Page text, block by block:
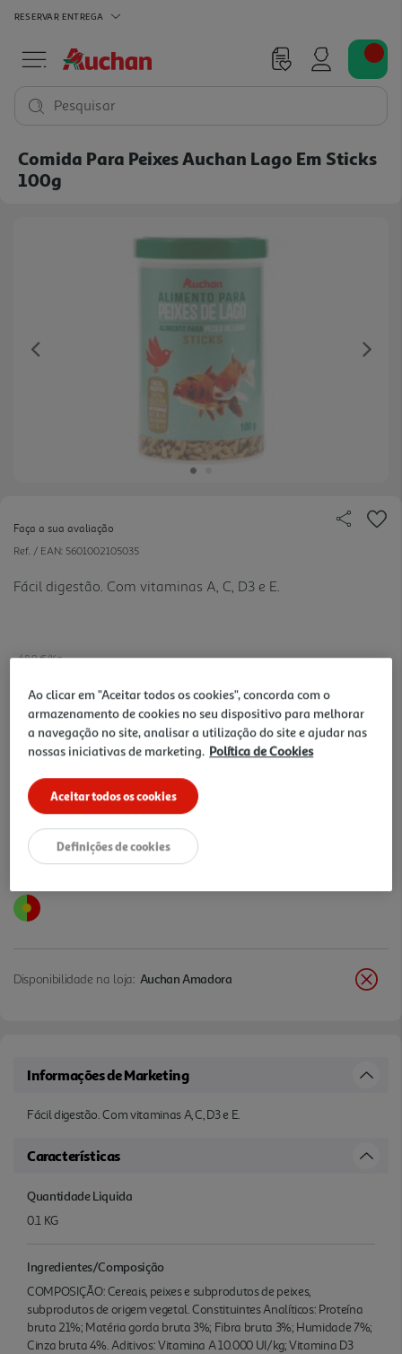
RESERVAR ENTREGA
Pesquisar
Comida Para Peixes Auchan Lago Em Sticks
100g
Previous
Faça a sua avaliação
Ref. / EAN: 5601002105035
Fácil digestão. Com vitaminas A, C, D3 e E.
48.9 €/Kg
4,89 €
Notas de preparação
Disponibilidade na loja: Auchan Amadora
Informações de Marketing
Fácil digestão. Com vitaminas A, C, D3 e E.
Características
Quantidade Liquida
0.1 KG
Ingredientes/Composição
COMPOSIÇÃO: Cereais, peixes e subprodutos de peixes,
subprodutos de origem vegetal. Constituintes Analíticos: Proteína
bruta 21%; Matéria gorda bruta 3%; Fibra bruta 3%; Humidade 7%;
Cinza bruta 4%. Aditivos: Vitamina A 10.000 UI/kg; Vitamina D3
Ao clicar em "Aceitar todos os cookies", concorda com o
armazenamento de cookies no seu dispositivo para melhorar
a navegação no site, analisar a utilização do site e ajudar nas
nossas iniciativas de marketing. Política de Cookies
Aceitar todos os cookies
Definições de cookies